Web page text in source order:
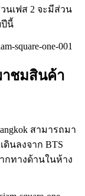
นเฟส 2 จะมีส่วน
ปีนี้
าชมสินค้า
สามารถมา
ดินลงจาก BTS
กทางด้านในห้าง